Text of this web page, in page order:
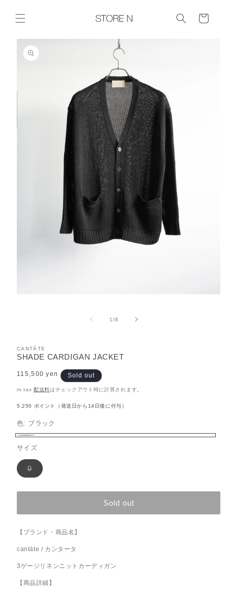
進む
Cart
スキップ
デ
ア
を
く
1/の
8
CANTÁTE
SHADE CARDIGAN JACKET
Regular
115,500 yen Sold out
in tax 配送料はチェックアウト時に計算されます。
5,250 ポイント（発送日から14日後に付与）
色: ブラック
ラ
ッ
ク
リ
エ
ー
ョ
は
り
切
て
い
サイズ
0バ
リ
ー
り
れ
て
る
販
Sold out
【ブランド・商品名】
cantáte / カンタータ
3ゲージリネンニットカーディガン
【商品詳細】